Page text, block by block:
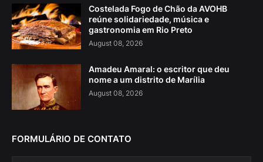
Costelada Fogo de Chão da AVOHB
reúne solidariedade, música e
gastronomia em Rio Preto
August 08, 2026
Amadeu Amaral: o escritor que deu
nome a um distrito de Marília
August 08, 2026
FORMULÁRIO DE CONTATO